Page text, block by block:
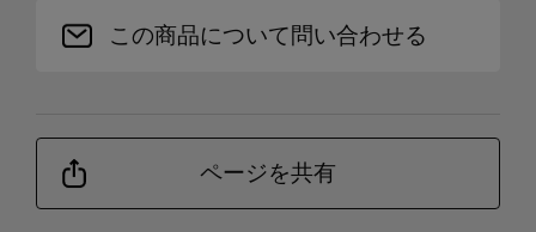
この商品について問い合わせる
ページを共有